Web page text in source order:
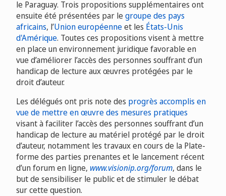
le Paraguay. Trois propositions supplémentaires ont
ensuite été présentées par legroupe des pays
africains, l’Union européenneet les États-Unis
d'Amérique. Toutes ces propositions visent à mettre
en place un environnement juridique favorable en
vue d’améliorer l’accès des personnes souffrant d’un
handicap de lecture aux œuvres protégées par le
droit d’auteur.
Les délégués ont pris note des progrès accomplis en
vue de mettre en œuvre des mesures pratiques
visant à faciliter l’accès des personnes souffrant d’un
handicap de lecture au matériel protégé par le droit
d’auteur, notamment les travaux en cours de la Plate-
forme des parties prenantes et le lancement récent
d’un forum en ligne, www.visionip.org/forum, dans le
but de sensibiliser le public et de stimuler le débat
sur cette question.